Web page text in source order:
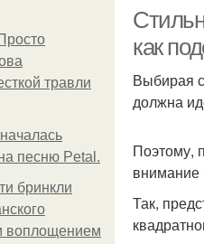
травли
песню Petal.
бринкли
воплощением
как
Выбирая
должна
Поэтому,
Так,